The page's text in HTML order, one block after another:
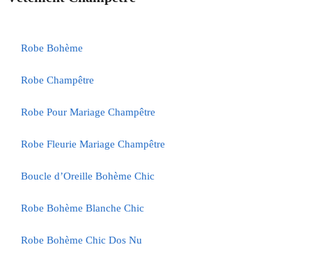
Robe Bohème
Robe Champêtre
Robe Pour Mariage Champêtre
Robe Fleurie Mariage Champêtre
Boucle d’Oreille Bohème Chic
Robe Bohème Blanche Chic
Robe Bohème Chic Dos Nu